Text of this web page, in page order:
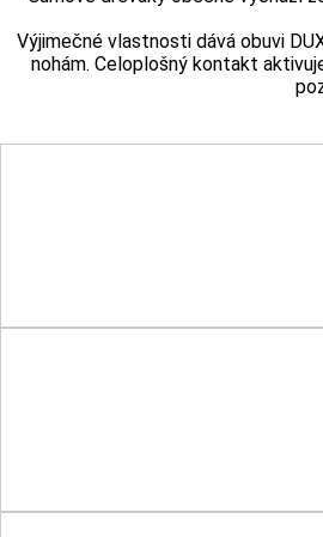
Výjimečné vlastnosti dává obuvi
nohám. Celoplošný kontakt